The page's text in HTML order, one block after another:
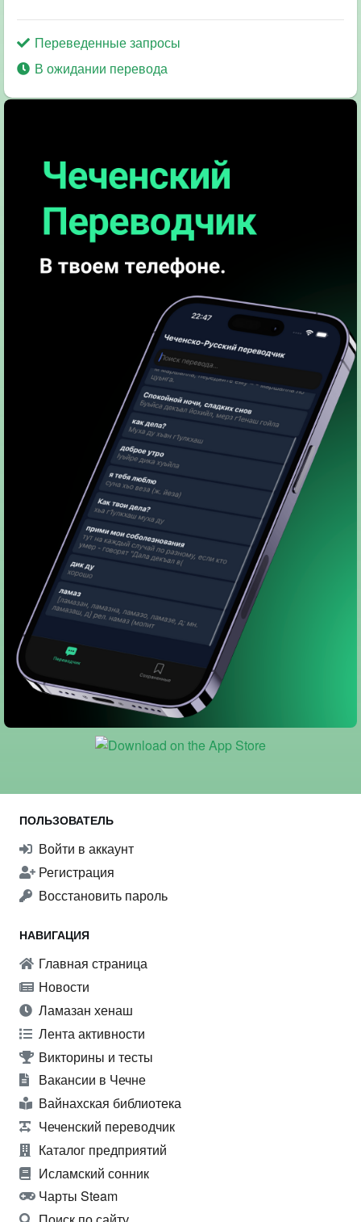
Переведенные запросы
В ожидании перевода
ПОЛЬЗОВАТЕЛЬ
Войти в аккаунт
Регистрация
Восстановить пароль
НАВИГАЦИЯ
Главная страница
Новости
Ламазан хенаш
Лента активности
Викторины и тесты
Вакансии в Чечне
Вайнахская библиотека
Чеченский переводчик
Каталог предприятий
Исламский сонник
Чарты Steam